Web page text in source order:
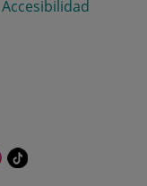
Accesibilidad
EsteEnlace